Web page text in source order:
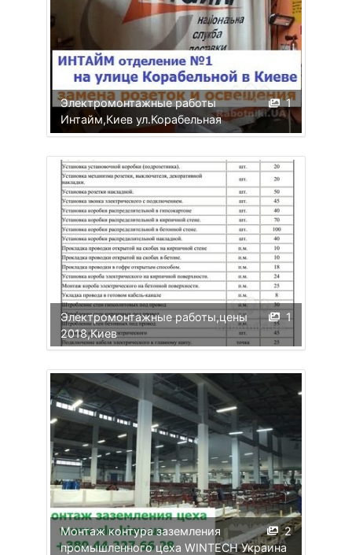
1
Электромонтажные работы
Интайм,Киев ул.Корабельная
1
Электромонтажные работы,цены
2018,Киев
2
Монтаж контура заземления
промышленного цеха WINTECH Украина